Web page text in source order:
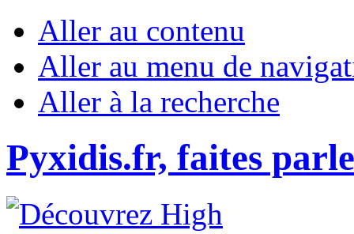
Aller au contenu
Aller au menu de
Aller à la recherche
Pyxidis.fr, faites